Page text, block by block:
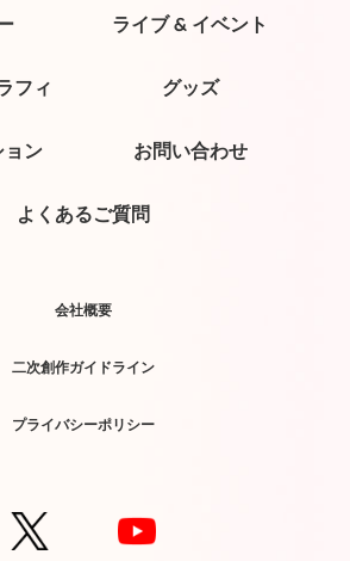
ライブ & イベント
フィ グッズ
ョン お問い合わせ
よくあるご質問
会社概要
二次創作ガイドライン
プライバシーポリシー